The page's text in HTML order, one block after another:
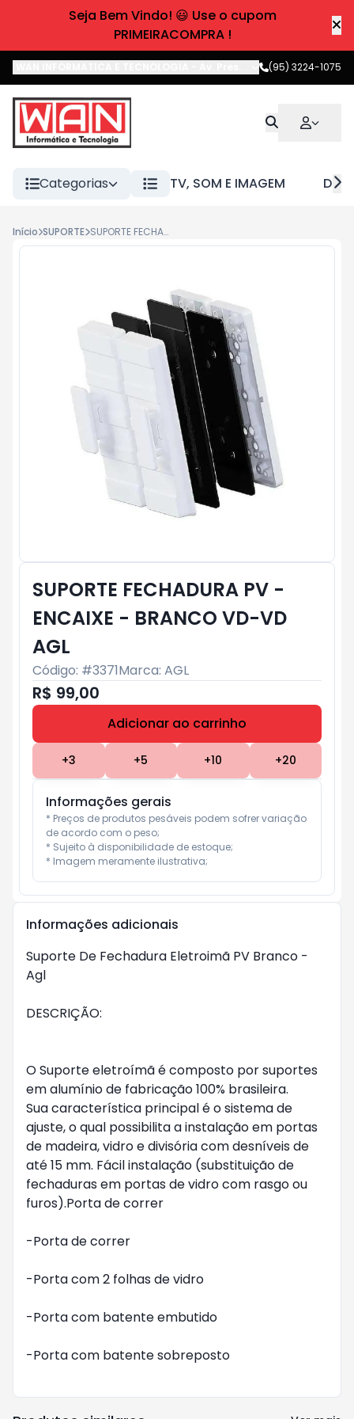
Seja Bem Vindo! 😃 Use o cupom
PRIMEIRACOMPRA !
Av. Pres. Castelo Branco,Boa
(95) 3224-1075
Categorias TV, SOM E IMAGEM
Início SUPORTE SUPORTE FECHADURA PV - ENCAIXE - BRANCO VD-VD AGL
SUPORTE FECHADURA PV -
ENCAIXE - BRANCO VD-VD
AGL
Código: #3371Marca: AGL
R$ 99,00
Adicionar ao carrinho
+3 +5 +10 +20
Informações gerais
* Preços de produtos pesáveis podem sofrer variação
de acordo com o peso;
* Sujeito à disponibilidade de estoque;
* Imagem meramente ilustrativa;
Informações adicionais
Suporte De Fechadura Eletroimã PV Branco -
Agl
DESCRIÇÃO:
O Suporte eletroímã é composto por suportes
em alumínio de fabricação 100% brasileira.
Sua característica principal é o sistema de
ajuste, o qual possibilita a instalação em portas
de madeira, vidro e divisória com desníveis de
até 15 mm. Fácil instalação (substituição de
fechaduras em portas de vidro com rasgo ou
furos).Porta de correr
-Porta de correr
-Porta com 2 folhas de vidro
-Porta com batente embutido
-Porta com batente sobreposto